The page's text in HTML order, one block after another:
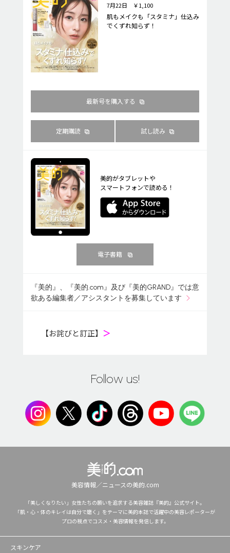
7月22日 ￥1,100
肌もメイクも「スタミナ」仕込み
でくずれ知らず！
最新号を購入する
定期購読 試し読み
美的がタブレットや
スマートフォンで読める！
電子書籍
『美的』、『美的.com』及び『美的GRAND』では意
欲ある編集者／アシスタントを募集しています
【お詫びと訂正】 ＞
Follow us!
美容情報／ニュースの美的.com
「美しくなりたい」女性たちの願いを追求する美容雑誌『美的』公式サイト。
「肌・心・体のキレイは自分で磨く」をテーマに美的本誌で活躍中の美容レポーターが
プロの視点でコスメ・美容情報を発信します。
スキンケア